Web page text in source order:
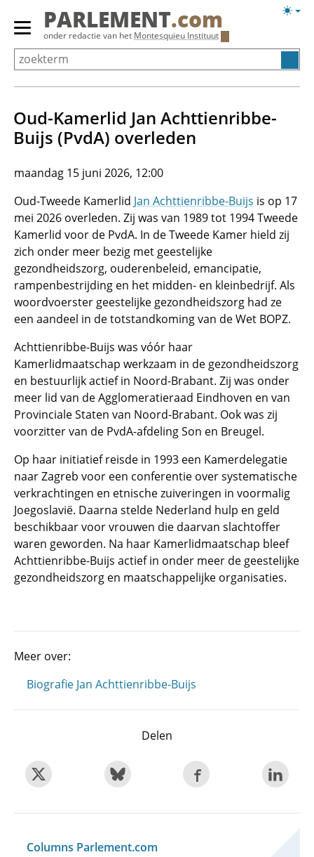
Overslaan
Primair
menu
tonen/verbergen
PARLEMENT.com
onder redactie van het Montesquieu Instituut
Oud-Kamerlid Jan Achttienribbe-
Buijs (PvdA) overleden
maandag 15 juni 2026, 12:00
Oud-Tweede Kamerlid Jan Achttienribbe-Buijs is op 17
mei 2026 overleden. Zij was van 1989 tot 1994 Tweede
Kamerlid voor de PvdA. In de Tweede Kamer hield zij
zich onder meer bezig met geestelijke
gezondheidszorg, ouderenbeleid, emancipatie,
rampenbestrijding en het midden- en kleinbedrijf. Als
woordvoerster geestelijke gezondheidszorg had ze
een aandeel in de totstandkoming van de Wet BOPZ.
Achttienribbe-Buijs was vóór haar
Kamerlidmaatschap werkzaam in de gezondheidszorg
en bestuurlijk actief in Noord-Brabant. Zij was onder
meer lid van de Agglomeratieraad Eindhoven en van
Provinciale Staten van Noord-Brabant. Ook was zij
voorzitter van de PvdA-afdeling Son en Breugel.
Op haar initiatief reisde in 1993 een Kamerdelegatie
naar Zagreb voor een conferentie over systematische
verkrachtingen en etnische zuiveringen in voormalig
Joegoslavië. Daarna stelde Nederland hulp en geld
beschikbaar voor vrouwen die daarvan slachtoffer
waren geworden. Na haar Kamerlidmaatschap bleef
Achttienribbe-Buijs actief in onder meer de geestelijke
gezondheidszorg en maatschappelijke organisaties.
Meer over:
Biografie Jan Achttienribbe-Buijs
Delen
Columns Parlement.com